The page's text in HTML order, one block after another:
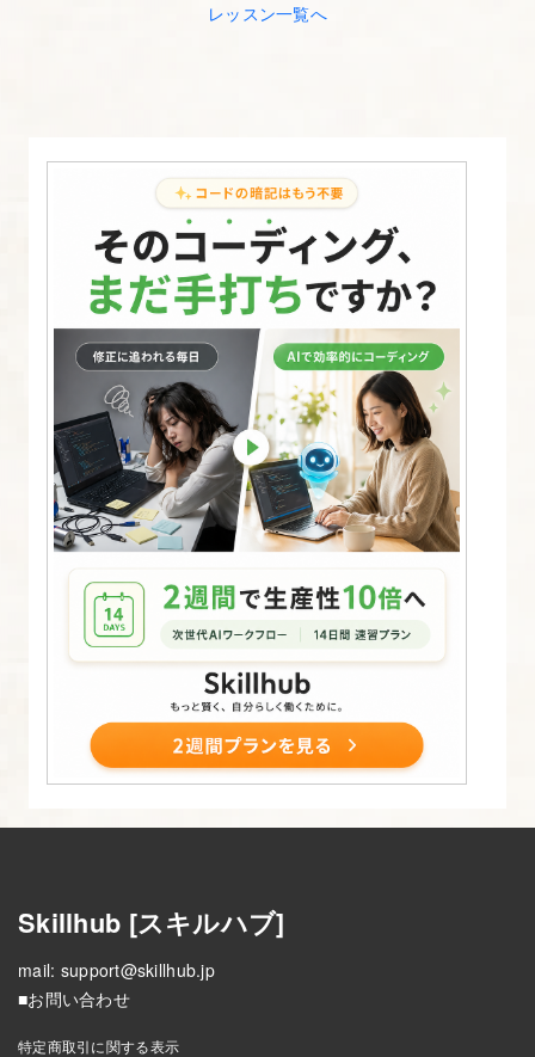
レッスン一覧へ
Skillhub [スキルハブ]
mail: support@skillhub.jp
■お問い合わせ
特定商取引に関する表示